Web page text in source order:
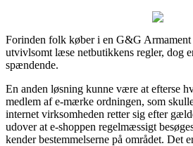
Forinden folk køber i en G&G Armament
utvivlsomt læse netbutikkens regler, dog
spændende.
En anden løsning kunne være at efterse
medlem af e-mærke ordningen, som
internet virksomheden retter sig efter
udover at e-shoppen regelmæssigt
kender bestemmelserne på området. Det